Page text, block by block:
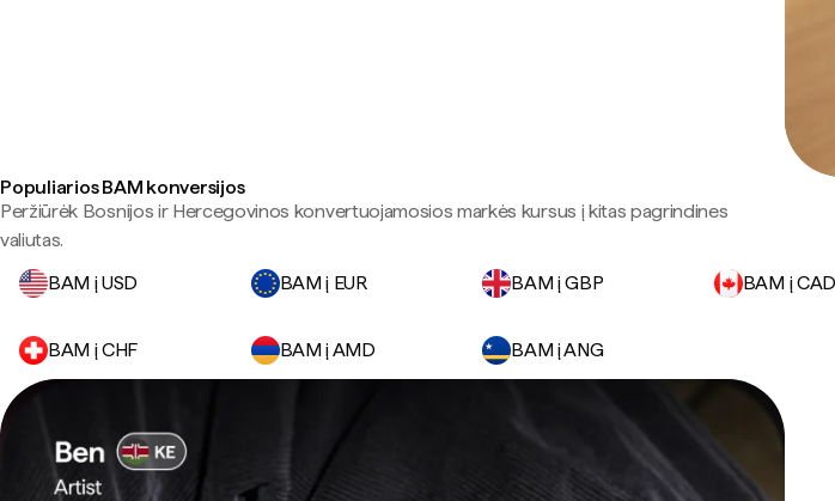
Populiarios BAM konversijos
Peržiūrėk Bosnijos ir Hercegovinos konvertuojamosios markės kursus į kitas pagrindines
valiutas.
BAM į USD
BAM į EUR BAM į GBP BAM į CAD
BAM į CHF BAM į AMD BAM į ANG